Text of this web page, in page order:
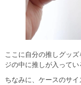
ここに自分の推しグッ
ジの中に推しが入ってい
ちなみに、ケースのサ